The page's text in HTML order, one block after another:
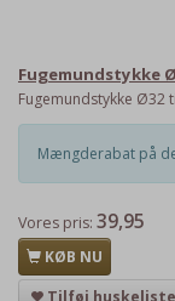
Fugemundstykke
Fugemundstykke Ø32
Mængderabat på
Vores pris: 39,95
KØB NU
Tilføj huskeliste